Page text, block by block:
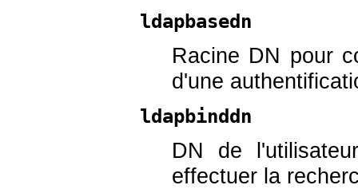
ldapbasedn
Racine DN pour
d'une
ldapbinddn
DN de
effectuer la